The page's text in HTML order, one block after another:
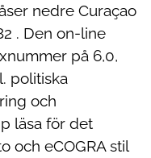
nedre Curaçao
. Den on-line
på 6,0,
politiska
och
läsa för det
och eCOGRA stil